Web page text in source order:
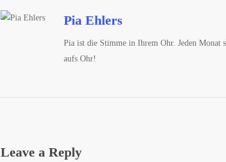
Pia Ehlers
Pia ist die Stimme in Ihrem Ohr. Jeden Monat
aufs Ohr!
Leave a Reply